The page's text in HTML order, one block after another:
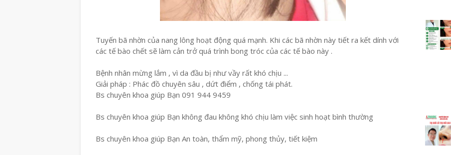
Tuyến bã nhờn của nang lông hoạt động quá mạnh. Khi các bã nhờn này tiết ra kết dính với
các tế bào chết sẽ làm cản trở quá trình bong tróc của các tế bào này .
Bệnh nhân mừng lắm , vì da đầu bị như vầy rất khó chịu ...
Giải pháp : Phác đồ chuyên sâu , dứt điểm , chống tái phát.
Bs chuyên khoa giúp Bạn 091 944 9459
Bs chuyên khoa giúp Bạn không đau không khó chịu làm việc sinh hoạt bình thường
Bs chuyên khoa giúp Bạn An toàn, thẩm mỹ, phong thủy, tiết kiệm